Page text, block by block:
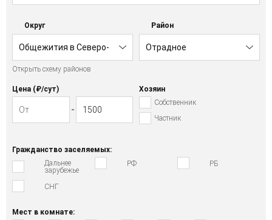
Округ
Общежития в Северо-
Восточном АО
Открыть схему районов
Район
Отрадное
Цена (₽/cут)
Хозяин
Собственник
Частник
Гражданство заселяемых:
Дальнее
зарубежье
РФ РБ
СНГ
Мест в комнате: